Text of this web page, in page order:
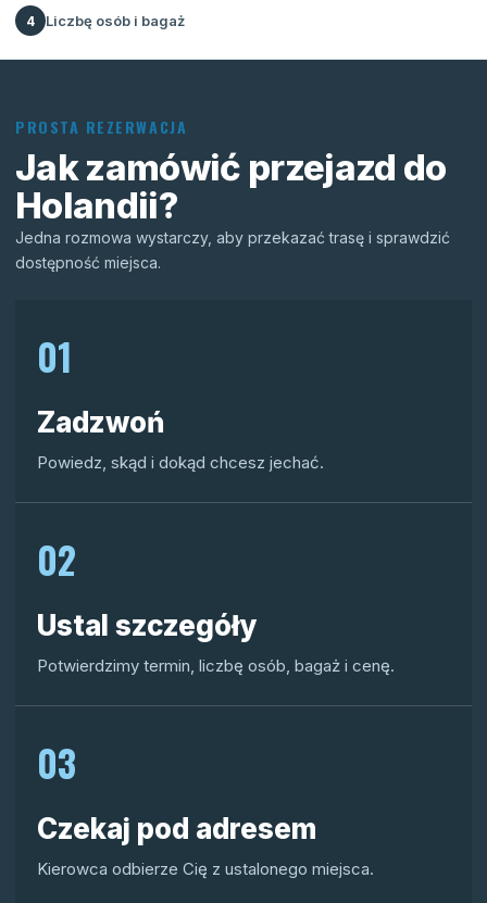
4 Liczbę osób i bagaż
PROSTA REZERWACJA
Jak zamówić przejazd do
Holandii?
Jedna rozmowa wystarczy, aby przekazać trasę i sprawdzić
dostępność miejsca.
01
Zadzwoń
Powiedz, skąd i dokąd chcesz jechać.
02
Ustal szczegóły
Potwierdzimy termin, liczbę osób, bagaż i cenę.
03
Czekaj pod adresem
Kierowca odbierze Cię z ustalonego miejsca.